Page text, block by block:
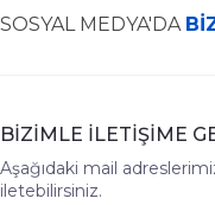
SOSYAL MEDYA'DA
BİZİMLE İLETİŞİME
Aşağıdaki mail
iletebilirsiniz.